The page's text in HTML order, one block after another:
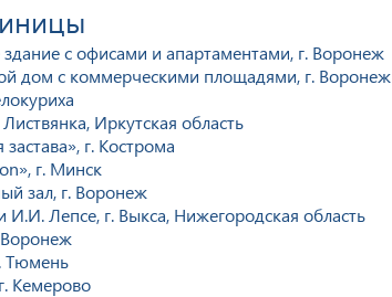
с офисами и апартаментами, г. Воронеж
дом с коммерческими площадями, г. Воронеж
Иркутская область
г. Кострома
г. Минск
зал, г. Воронеж
Лепсе, г. Выкса, Нижегородская область
Воронеж
Тюмень
Кемерово